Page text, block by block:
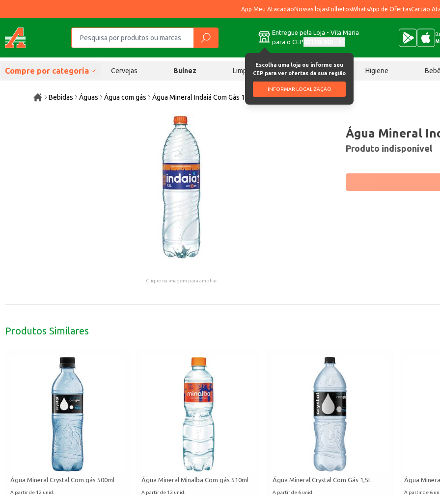
App Meu AtacadãoNossas lojasFolhetosWhatsApp de OfertasCartão
Entregue pela Loja - Vila Maria
para o CEP
Escolha uma loja ou informe seu
CEP para ver ofertas da sua região
INFORMAR LOCALIZAÇÃO
Compre por categoria Cervejas Bulnez Limpeza Chocolates Higiene
Bebidas Águas Água com gás Água Mineral Indaiá Com Gás 1,5L
Clique na imagem para ampliar.
Água Mineral
Produto indisponível
Produtos Similares
Água Mineral Crystal Com gás 500ml
A partir de 12 unid.
Água Mineral Minalba Com gás 510ml
A partir de 12 unid.
Água Mineral Crystal Com Gás 1,5L
A partir de 6 unid.
Água
A partir de 6